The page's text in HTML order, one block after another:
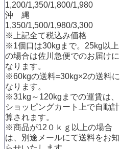
1,200/1,350/1,800/1,980
沖 縄
1,350/1,500/1,980/3,300
※上記全て税込み価格
※1個口は30kgまで。25kg以上
の場合は佐川急便でのお届けに
なります。
※60kgの送料=30kg×2の送料に
なります。
※31kg～120kgまでの運賃は、
ショッピングカート上で自動計
算されます。
※商品が12０ｋｇ以上の場合
は、別途メールにて送料をお知